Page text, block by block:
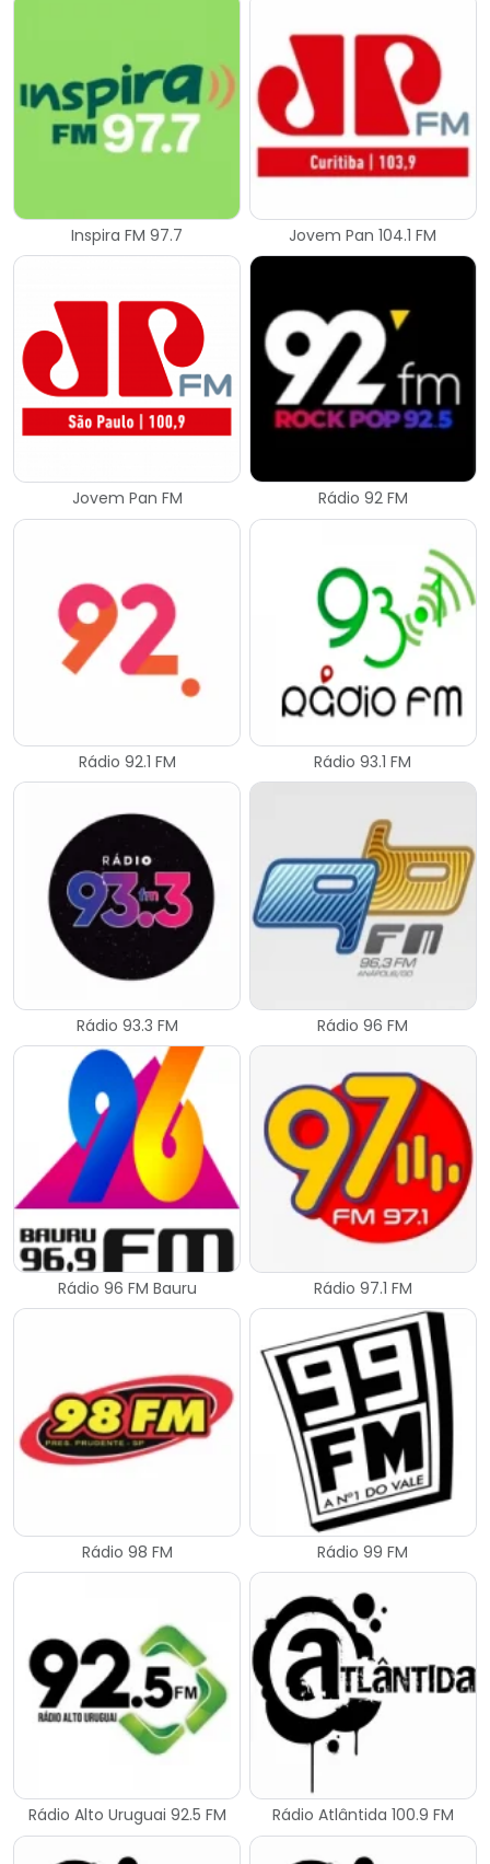
Inspira FM 97.7 Jovem Pan 104.1 FM
Jovem Pan FM Rádio 92 FM
Rádio 92.1 FM Rádio 93.1 FM
Rádio 93.3 FM Rádio 96 FM
Rádio 96 FM Bauru Rádio 97.1 FM
Rádio 98 FM Rádio 99 FM
Rádio Alto Uruguai 92.5 FM Rádio Atlântida 100.9 FM